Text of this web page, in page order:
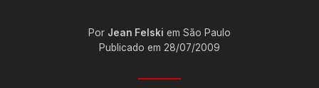
Por Jean Felski em São Paulo
Publicado em 28/07/2009